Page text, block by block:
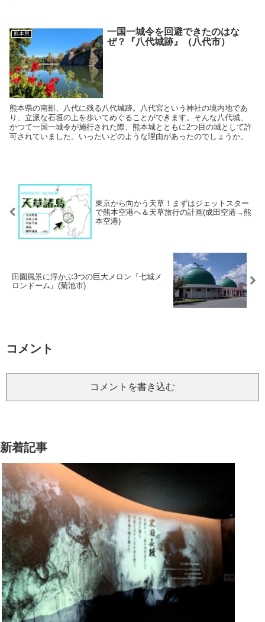
熊本県
一国一城令を回避できたのはな
ぜ？『八代城跡』（八代市）
熊本県の南部、八代に残る八代城跡。八代宮という神社の境内地であ
り、立派な石垣の上を歩いてめぐることができます。そんな八代城、
かつて一国一城令が施行された際、熊本城とともに2つ目の城として許
可されていました。いったいどのような理由があったのでしょうか。
東京から向かう天草！まずはジェットスター
で熊本空港へ＆天草旅行の計画(成田空港→熊
本空港)
田園風景に浮かぶ3つの巨大メロン『七城メ
ロンドーム』(菊池市)
コメント
コメントを書き込む
新着記事